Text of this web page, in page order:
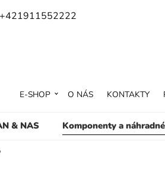
& NAS Komponenty a
E-SHOP O NÁS KONTAKTY